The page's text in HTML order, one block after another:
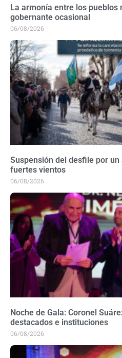
La armonía entre los pueblos
gobernante ocasional
06/08/2026
Suspensión del desfile por
fuertes vientos
06/08/2026
Noche de Gala: Coronel
destacados e instituciones
06/08/2026